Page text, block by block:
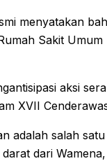
menyatakan
Sakit
aksi
XVII
adalah salah
dari